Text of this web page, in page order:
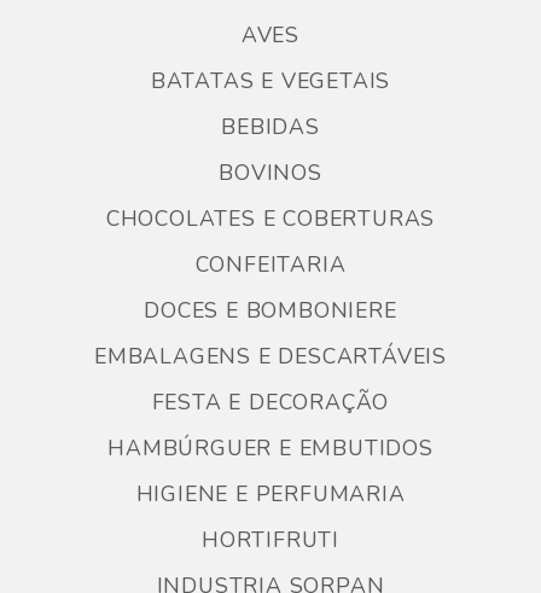
AVES
BATATAS E VEGETAIS
BEBIDAS
BOVINOS
CHOCOLATES E COBERTURAS
CONFEITARIA
DOCES E BOMBONIERE
EMBALAGENS E DESCARTÁVEIS
FESTA E DECORAÇÃO
HAMBÚRGUER E EMBUTIDOS
HIGIENE E PERFUMARIA
HORTIFRUTI
INDUSTRIA SORPAN